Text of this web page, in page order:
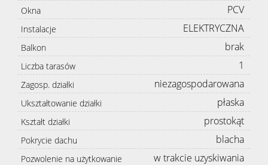
Okna PCV
Instalacje ELEKTRYCZNA
Balkon brak
Liczba tarasów 1
Zagosp. działki niezagospodarowana
Ukształtowanie działki płaska
Kształt działki prostokąt
Pokrycie dachu blacha
Pozwolenie na użytkowanie w trakcie uzyskiwania